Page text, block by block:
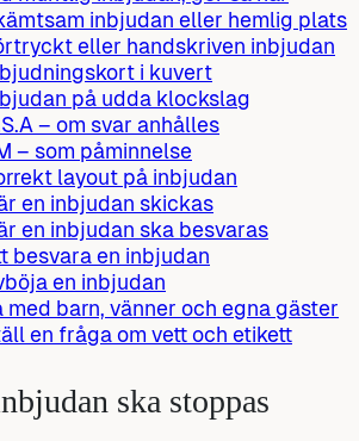
inbjudan eller hemlig plats
eller handskriven inbjudan
i kuvert
på udda klockslag
– om svar anhålles
– som påminnelse
layout på inbjudan
en inbjudan skickas
en inbjudan ska besvaras
besvara en inbjudan
en inbjudan
med barn, vänner och egna gäster
en fråga om vett och etikett
ska stoppas